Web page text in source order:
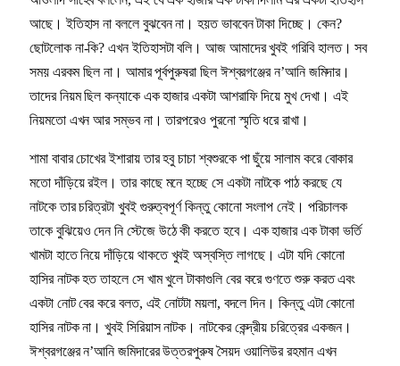
আছে। ইতিহাস না বললে বুঝবেন না। হয়ত ভাববেন টাকা দিচ্ছে। কেন?
ছোটলোক না-কি? এখন ইতিহাসটা বলি। আজ আমাদের খুবই গরিবি হালত। সব
সময় এরকম ছিল না। আমার পূর্বপুরুষরা ছিল ঈশ্বরগঞ্জের ন’আনি জমিদার।
তাদের নিয়ম ছিল কন্যাকে এক হাজার একটা আশরাফি দিয়ে মুখ দেখা। এই
নিয়মতো এখন আর সম্ভব না। তারপরেও পুরনো স্মৃতি ধরে রাখা।
শামা বাবার চোখের ইশারায় তার হবু চাচা শ্বশুরকে পা ছুঁয়ে সালাম করে বোকার
মতো দাঁড়িয়ে রইল। তার কাছে মনে হচ্ছে সে একটা নাটকে পাঠ করছে যে
নাটকে তার চরিত্রটা খুবই গুরুত্বপূর্ণ কিন্তু কোনো সংলাপ নেই। পরিচালক
তাকে বুঝিয়েও দেন নি স্টেজে উঠে কী করতে হবে। এক হাজার এক টাকা ভর্তি
খামটা হাতে নিয়ে দাঁড়িয়ে থাকতে খুবই অস্বস্তি লাগছে। এটা যদি কোনো
হাসির নাটক হত তাহলে সে খাম খুলে টাকাগুলি বের করে গুণতে শুরু করত এবং
একটা নোট বের করে বলত, এই নোটটা ময়লা, বদলে দিন। কিন্তু এটা কোনো
হাসির নাটক না। খুবই সিরিয়াস নাটক। নাটকের কেন্দ্রীয় চরিত্রের একজন।
ঈশ্বরগঞ্জের ন’আনি জমিদারের উত্তরপুরুষ সৈয়দ ওয়ালিউর রহমান এখন